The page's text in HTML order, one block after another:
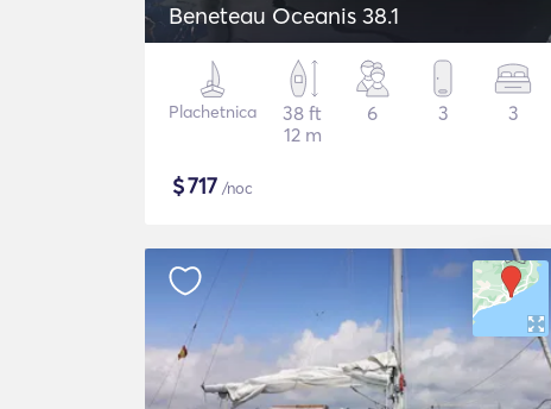
Beneteau Oceanis 38.1
Plachetnica
38 ft
12 m
6 3 3
$717 /noc